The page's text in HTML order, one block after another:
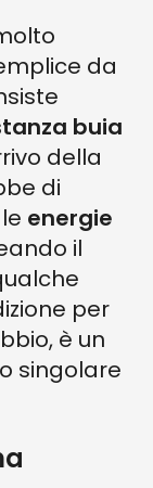
da
buia
della
di
energie
il
per
è un
singolare